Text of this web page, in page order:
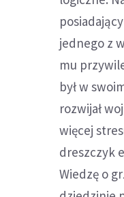
jednego z
mu
był w
rozwijał
więcej
dreszczyk
Wiedzę o